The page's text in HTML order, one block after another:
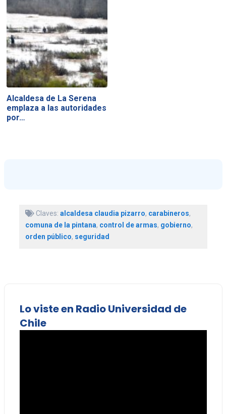
Alcaldesa de La Serena
emplaza a las autoridades
por…
Claves: alcaldesa claudia pizarro, carabineros,
comuna de la pintana, control de armas, gobierno,
orden público, seguridad
Lo viste en Radio Universidad de
Chile